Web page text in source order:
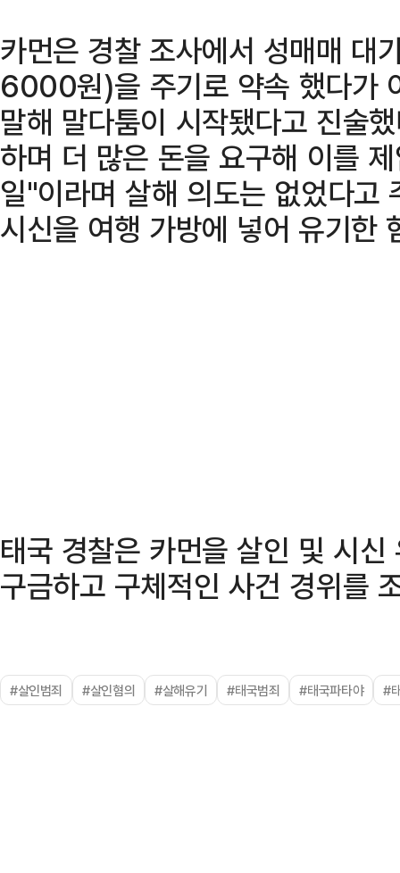
카먼은 경찰 조사에서 성매매
6000원)을 주기로 약속 했다가
말해 말다툼이 시작됐다고 진술
하며 더 많은 돈을 요구해 이를
일"이라며 살해 의도는 없었다고
시신을 여행 가방에 넣어 유기한
태국 경찰은 카먼을 살인 및 시
구금하고 구체적인 사건 경위를
#살인범죄 #살인혐의 #살해유기 #태국범죄 #태국파타야 #